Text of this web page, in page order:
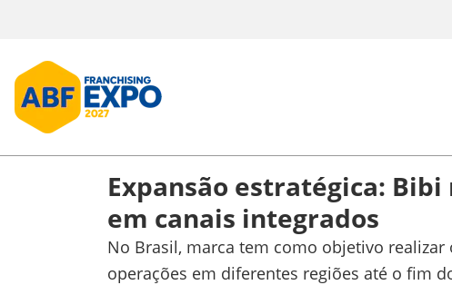
Expansão estratégica:
em canais integrados
No Brasil, marca tem como objetivo
operações em diferentes regiões até o fim